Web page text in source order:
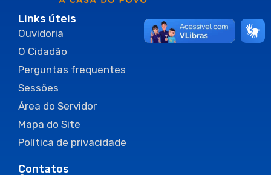
Links úteis
Ouvidoria
O Cidadão
Perguntas frequentes
Sessões
Área do Servidor
Mapa do Site
Política de privacidade
Contatos